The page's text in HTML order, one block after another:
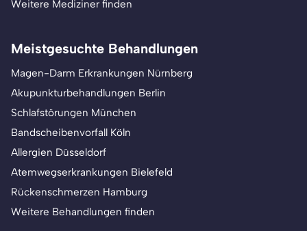
Weitere Mediziner finden
Meistgesuchte Behandlungen
Magen-Darm Erkrankungen Nürnberg
Akupunkturbehandlungen Berlin
Schlafstörungen München
Bandscheibenvorfall Köln
Allergien Düsseldorf
Atemwegserkrankungen Bielefeld
Rückenschmerzen Hamburg
Weitere Behandlungen finden